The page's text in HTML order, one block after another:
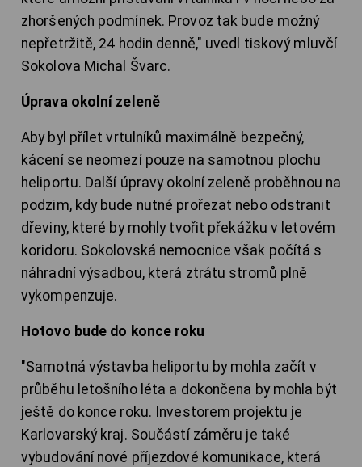
zhoršených podmínek. Provoz tak bude možný
nepřetržitě, 24 hodin denně," uvedl tiskový mluvčí
Sokolova Michal Švarc.
Úprava okolní zeleně
Aby byl přílet vrtulníků maximálně bezpečný,
kácení se neomezí pouze na samotnou plochu
heliportu. Další úpravy okolní zeleně proběhnou na
podzim, kdy bude nutné prořezat nebo odstranit
dřeviny, které by mohly tvořit překážku v letovém
koridoru. Sokolovská nemocnice však počítá s
náhradní výsadbou, která ztrátu stromů plně
vykompenzuje.
Hotovo bude do konce roku
"Samotná výstavba heliportu by mohla začít v
průběhu letošního léta a dokončena by mohla být
ještě do konce roku. Investorem projektu je
Karlovarský kraj. Součástí záměru je také
vybudování nové příjezdové komunikace, která